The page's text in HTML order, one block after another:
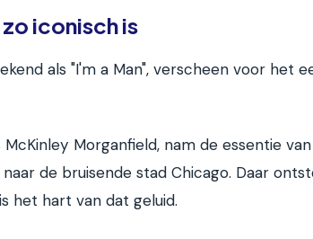
iconisch is
als "I'm a Man", verscheen voor het
Morganfield, nam de essentie
de bruisende stad Chicago. Daar
het hart van dat geluid.